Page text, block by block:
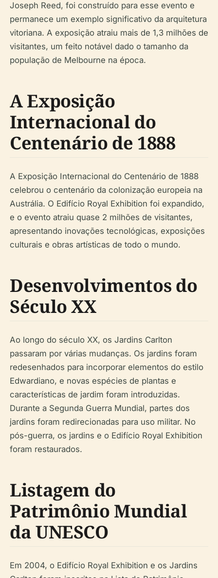
Joseph Reed, foi construído para esse evento e
permanece um exemplo significativo da arquitetura
vitoriana. A exposição atraiu mais de 1,3 milhões de
visitantes, um feito notável dado o tamanho da
população de Melbourne na época.
A Exposição
Internacional do
Centenário de 1888
A Exposição Internacional do Centenário de 1888
celebrou o centenário da colonização europeia na
Austrália. O Edifício Royal Exhibition foi expandido,
e o evento atraiu quase 2 milhões de visitantes,
apresentando inovações tecnológicas, exposições
culturais e obras artísticas de todo o mundo.
Desenvolvimentos do
Século XX
Ao longo do século XX, os Jardins Carlton
passaram por várias mudanças. Os jardins foram
redesenhados para incorporar elementos do estilo
Edwardiano, e novas espécies de plantas e
características de jardim foram introduzidas.
Durante a Segunda Guerra Mundial, partes dos
jardins foram redirecionadas para uso militar. No
pós-guerra, os jardins e o Edifício Royal Exhibition
foram restaurados.
Listagem do
Patrimônio Mundial
da UNESCO
Em 2004, o Edifício Royal Exhibition e os Jardins